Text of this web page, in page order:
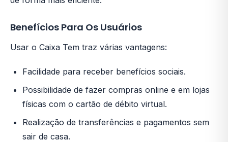
Benefícios Para Os Usuários
Usar o Caixa Tem traz várias vantagens:
Facilidade para receber benefícios sociais.
Possibilidade de fazer compras online e em lojas
físicas com o cartão de débito virtual.
Realização de transferências e pagamentos sem
sair de casa.